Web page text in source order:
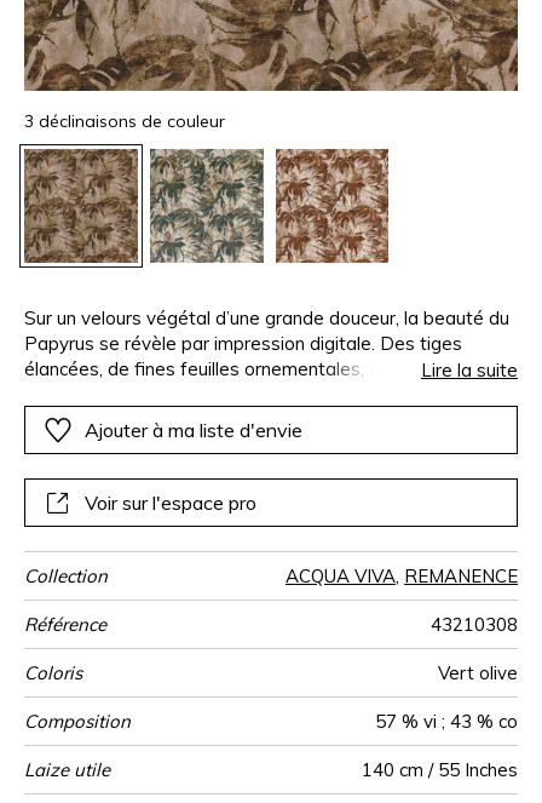
3 déclinaisons de couleur
Sur un velours végétal d’une grande douceur, la beauté du
Papyrus se révèle par impression digitale. Des tiges
élancées, de fines feuilles ornementales, caractérisent
Lire la suite
Ajouter à ma liste d'envie
Voir sur l'espace pro
Collection ACQUA VIVA, REMANENCE
Référence 43210308
Coloris Vert olive
Composition 57 % vi ; 43 % co
Laize utile 140 cm / 55 Inches